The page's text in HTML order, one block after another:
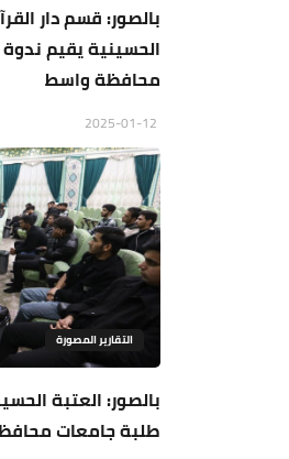
بالصور: قسم دار
الحسينية يقيم
محافظة واسط
التقارير المصورة
بالصور: العتبة
طلبة جامعات